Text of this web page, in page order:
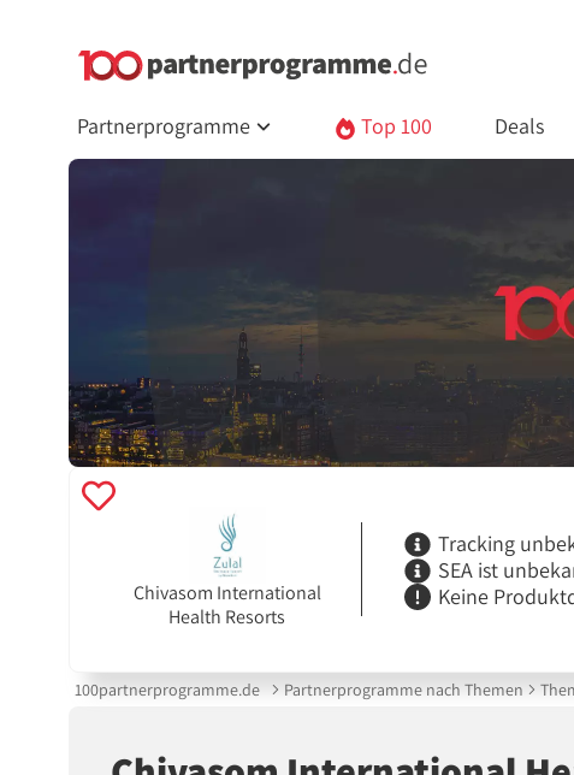
Partnerprogramme Top 100 Deals
Chivasom International
Health Resorts
Tracking
SEA ist
Keine
100partnerprogramme.de Partnerprogramme nach Themen